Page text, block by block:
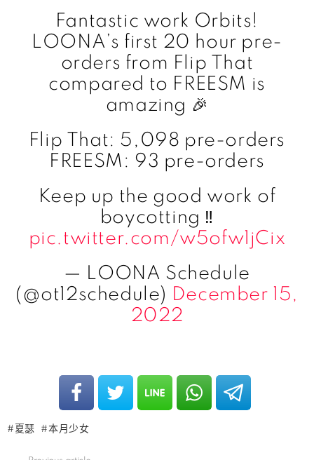
Fantastic work Orbits!
LOONA’s first 20 hour pre-
orders from Flip That
compared to FREESM is
amazing 🎉
Flip That: 5,098 pre-orders
FREESM: 93 pre-orders
Keep up the good work of
boycotting ‼️
pic.twitter.com/w5ofw1jCix
— LOONA Schedule
(@ot12schedule) December 15,
2022
夏瑟 本月少女